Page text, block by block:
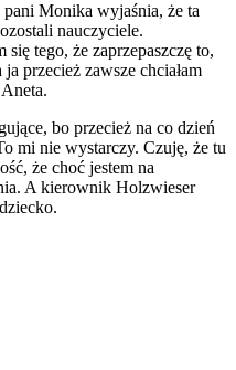
Monika wyjaśnia, że ta
nauczyciele.
się tego, że zaprzepaszczę to,
przecież zawsze chciałam
bo przecież na co dzień
mi nie wystarczy. Czuję, że tu
że choć jestem na
A kierownik Holzwieser